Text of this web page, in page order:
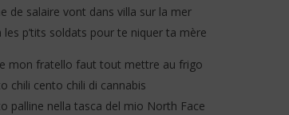
de salaire vont dans villa sur la mer
les p’tits soldats pour te niquer ta mère
mon fratello faut tout mettre au frigo
chili cento chili di cannabis
palline nella tasca del mio North Face